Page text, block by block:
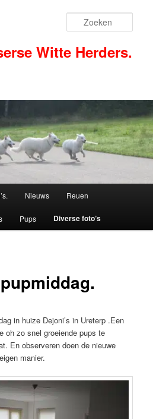
Witte Herders.
Nieuws Reuen
Pups Diverse foto’s
in huize Dejoni’s in Ureterp .Een
oh zo snel groeiende pups te
En observeren doen de nieuwe
manier.